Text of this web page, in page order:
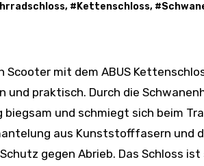
, # Kettenschloss, #
und praktisch. Durch die
und schmiegt sich beim
aus Kunststofffasern und
gegen Abrieb. Das Schloss